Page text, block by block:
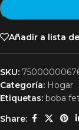
Añadir a lista
SKU:
Categoría: Hogar
Etiquetas: boba
Share: